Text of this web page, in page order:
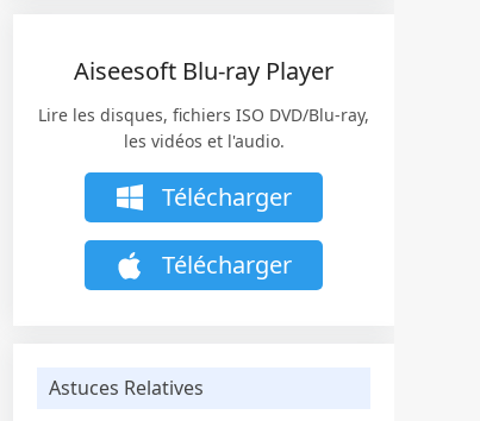
Aiseesoft Blu-ray Player
Lire les disques, fichiers ISO DVD/Blu-ray,
les vidéos et l'audio.
Télécharger
Télécharger
Astuces Relatives